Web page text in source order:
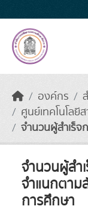
องค์กร
ศูนย์เทคโนโลยี
จำนวนผู้สำเร็จ
จำนวนผู้สำ
จำแนกตาม
การศึกษา